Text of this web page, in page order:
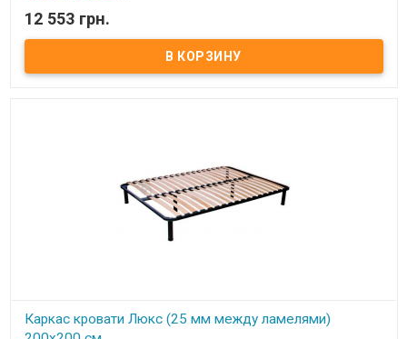
В наличии
Каркас для круглой кровати (65 мм между ламелями) диаметр
220 см. ​ Размер: диаметр 220 см Материал ламели: бук Материал
втулки: пластик. Тип каркаса: двуспальный Ламель: количество -
12 553 грн.
Каркас кровати Люкс (25 мм между ламелями)